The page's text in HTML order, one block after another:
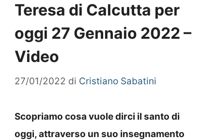
Teresa di Calcutta per
oggi 27 Gennaio 2022 –
Video
27/01/2022 di Cristiano Sabatini
Scopriamo cosa vuole dirci il santo di
oggi, attraverso un suo insegnamento